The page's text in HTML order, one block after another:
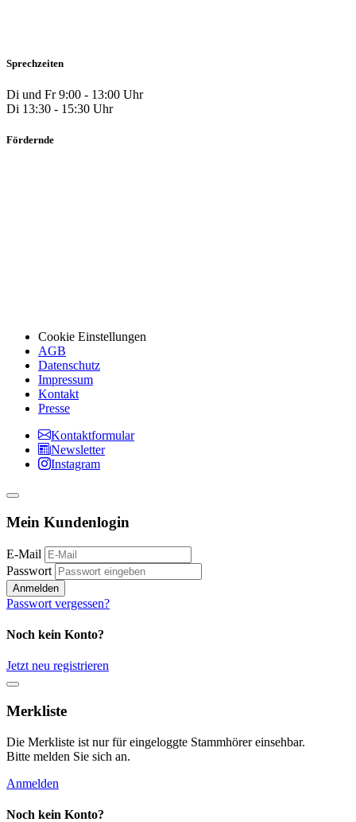
Sprechzeiten
Di und Fr 9:00 - 13:00 Uhr
Di 13:30 - 15:30 Uhr
Fördernde
Cookie Einstellungen
AGB
Datenschutz
Impressum
Kontakt
Presse
Kontaktformular
Newsletter
Instagram
Mein Kundenlogin
E-Mail
Passwort
Anmelden
Passwort vergessen?
Noch kein Konto?
Jetzt neu registrieren
Merkliste
Die Merkliste ist nur für eingeloggte Stammhörer einsehbar.
Bitte melden Sie sich an.
Anmelden
Noch kein Konto?